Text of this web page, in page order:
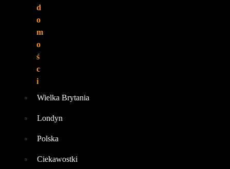
d
o
m
o
ś
c
i
Wielka Brytania
Londyn
Polska
Ciekawostki